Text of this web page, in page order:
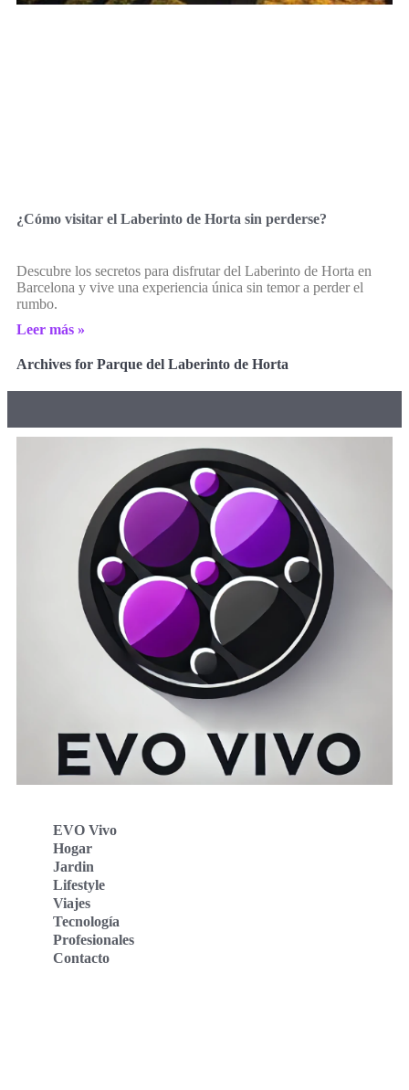
¿Cómo visitar el Laberinto de Horta sin perderse?
Descubre los secretos para disfrutar del Laberinto de Horta en
Barcelona y vive una experiencia única sin temor a perder el
rumbo.
Leer más »
Archives for Parque del Laberinto de Horta
EVO Vivo
Hogar
Jardin
Lifestyle
Viajes
Tecnología
Profesionales
Contacto